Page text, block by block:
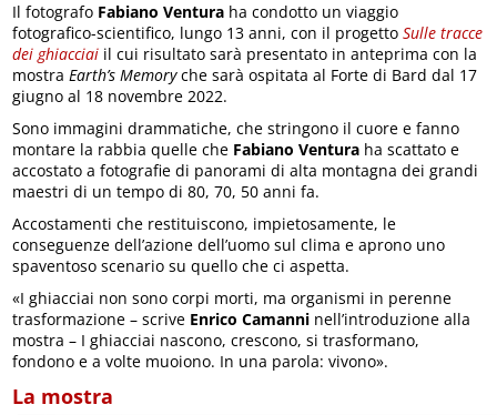
Il fotografo Fabiano Ventura ha condotto un viaggio
fotografico-scientifico, lungo 13 anni, con il progettoSulle tracce
dei ghiacciai il cui risultato sarà presentato in anteprima con la
mostraEarth’s Memoryche sarà ospitata al Forte di Bard dal 17
giugno al 18 novembre 2022.
Sono immagini drammatiche, che stringono il cuore e fanno
montare la rabbia quelle che Fabiano Ventura ha scattato e
accostato a fotografie di panorami di alta montagna dei grandi
maestri di un tempo di 80, 70, 50 anni fa.
Accostamenti che restituiscono, impietosamente, le
conseguenze dell’azione dell’uomo sul clima e aprono uno
spaventoso scenario su quello che ci aspetta.
«I ghiacciai non sono corpi morti, ma organismi in perenne
trasformazione – scrive Enrico Camanni nell’introduzione alla
mostra – I ghiacciai nascono, crescono, si trasformano,
fondono e a volte muoiono. In una parola: vivono».
La mostra